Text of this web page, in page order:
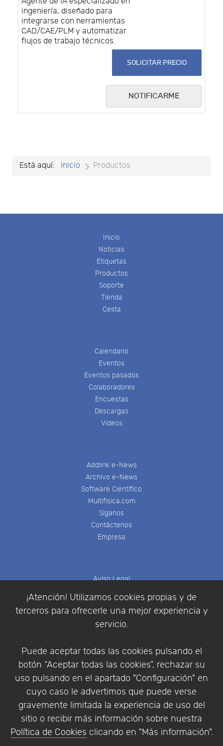
¡Atención! Utilizamos cookies propias y de
terceros para ofrecerle una mejor experiencia y
servicio.
Puede aceptar todas las cookies pulsando el
botón “Aceptar todas las cookies”, rechazar su
uso pulsando en el apartado "Configuración" en
cuyo caso le advertimos que puede verse
gravemente limitada la experiencia de uso del
sitio o recibir más información sobre nuestra
Política de Cookies clicando en "Más información".
ingeniería, diseñado para
integrarse con herramientas
CAD/CAE/PLM y automatizar
flujos de trabajo técnicos.
SOLICITAR PRECIO
NOTIFICARME
Está aquí: Inicio Productos
Inicio
Noticias
Etiquetas
Productos
Soporte
Tienda
Cesta
Calendario
Eventos
Eventos pasados
Colaboradores
Encuestas
Descargas
Videos
Addlink e-News
Archivo e-News
Software Científico
Multifisica.com
Síganos
Contáctenos
Empresa
Aviso Legal
Política de Privacidad
Condiciones de compra
Identificarse
Empresa|Aviso Legal| Política de Privacidad |
Política de Cookies
© Copyright 1994 - 2026. Addlink Software
Científico, S.L.